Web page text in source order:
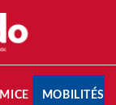
MICE MOBILITÉS